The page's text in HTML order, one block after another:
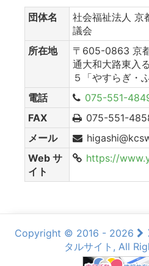
団体名
社会福祉法人 京
議会
所在地
〒605-0863 京
通大和大路東入
５「やすらぎ・
電話
075-551-
FAX
075-551-
メール
Web サ
イト
https://
Copyright © 2016 - 2026
タルサイト, All